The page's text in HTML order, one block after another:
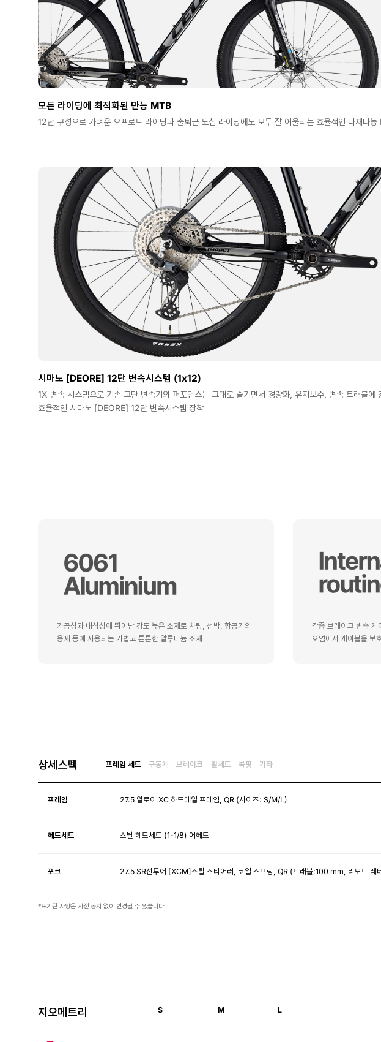
모든 라이딩에 최적화된 만능 MTB
12단 구성으로 가벼운 오프로드 라이딩과 출퇴근 도심 라이딩에도 모두 잘 어울리는 효율적인 다재다
시마노 [DEORE] 12단 변속시스템 (1x12)
1X 변속 시스템으로 기존 고단 변속기의 퍼포먼스는 그대로 즐기면서 경량화, 유지보수, 변속 트러블에
효율적인 시마노 [DEORE] 12단 변속시스템 장착
가공성과 내식성에 뛰어난 강도 높은 소재로 차량, 선박, 항공기의
용재 등에 사용되는 가볍고 튼튼한 알루미늄 소재
각종 브레이크 변속 케
오염에서 케이블을 보
상세스펙 프레임 세트 구동계 브레이크 휠세트 콕핏 기타
프레임 27.5 알로이 XC 하드테일 프레임, QR (사이즈: S/M/L)
헤드세트 스틸 헤드세트 (1-1/8) 어헤드
포크 27.5 SR선투어 [XCM]스틸 스티어러, 코일 스프링, QR (트래블:100 mm, 리모트 레
*표기된 사양은 사전 공지 없이 변경될 수 있습니다.
지오메트리 S M L